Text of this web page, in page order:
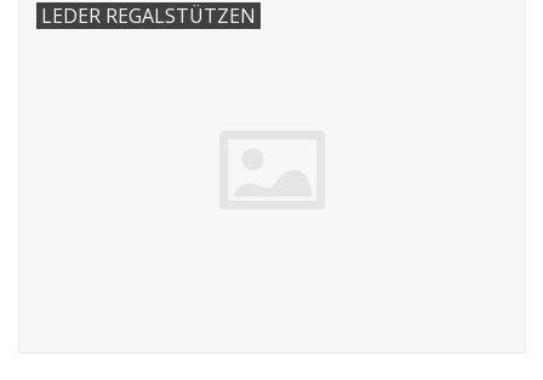
LEDER REGALSTÜTZEN